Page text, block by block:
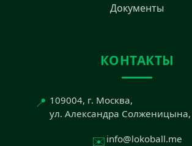
Документы
КОНТАКТЫ
📍 109004, г. Москва,
ул. Александра Солженицына,
✉️ info@lokoball.me